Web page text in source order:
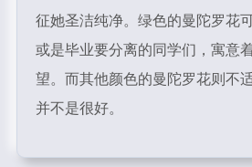
征她圣洁纯净。绿色的曼陀罗花
或是毕业要分离的同学们，寓意
望。而其他颜色的曼陀罗花则不
并不是很好。